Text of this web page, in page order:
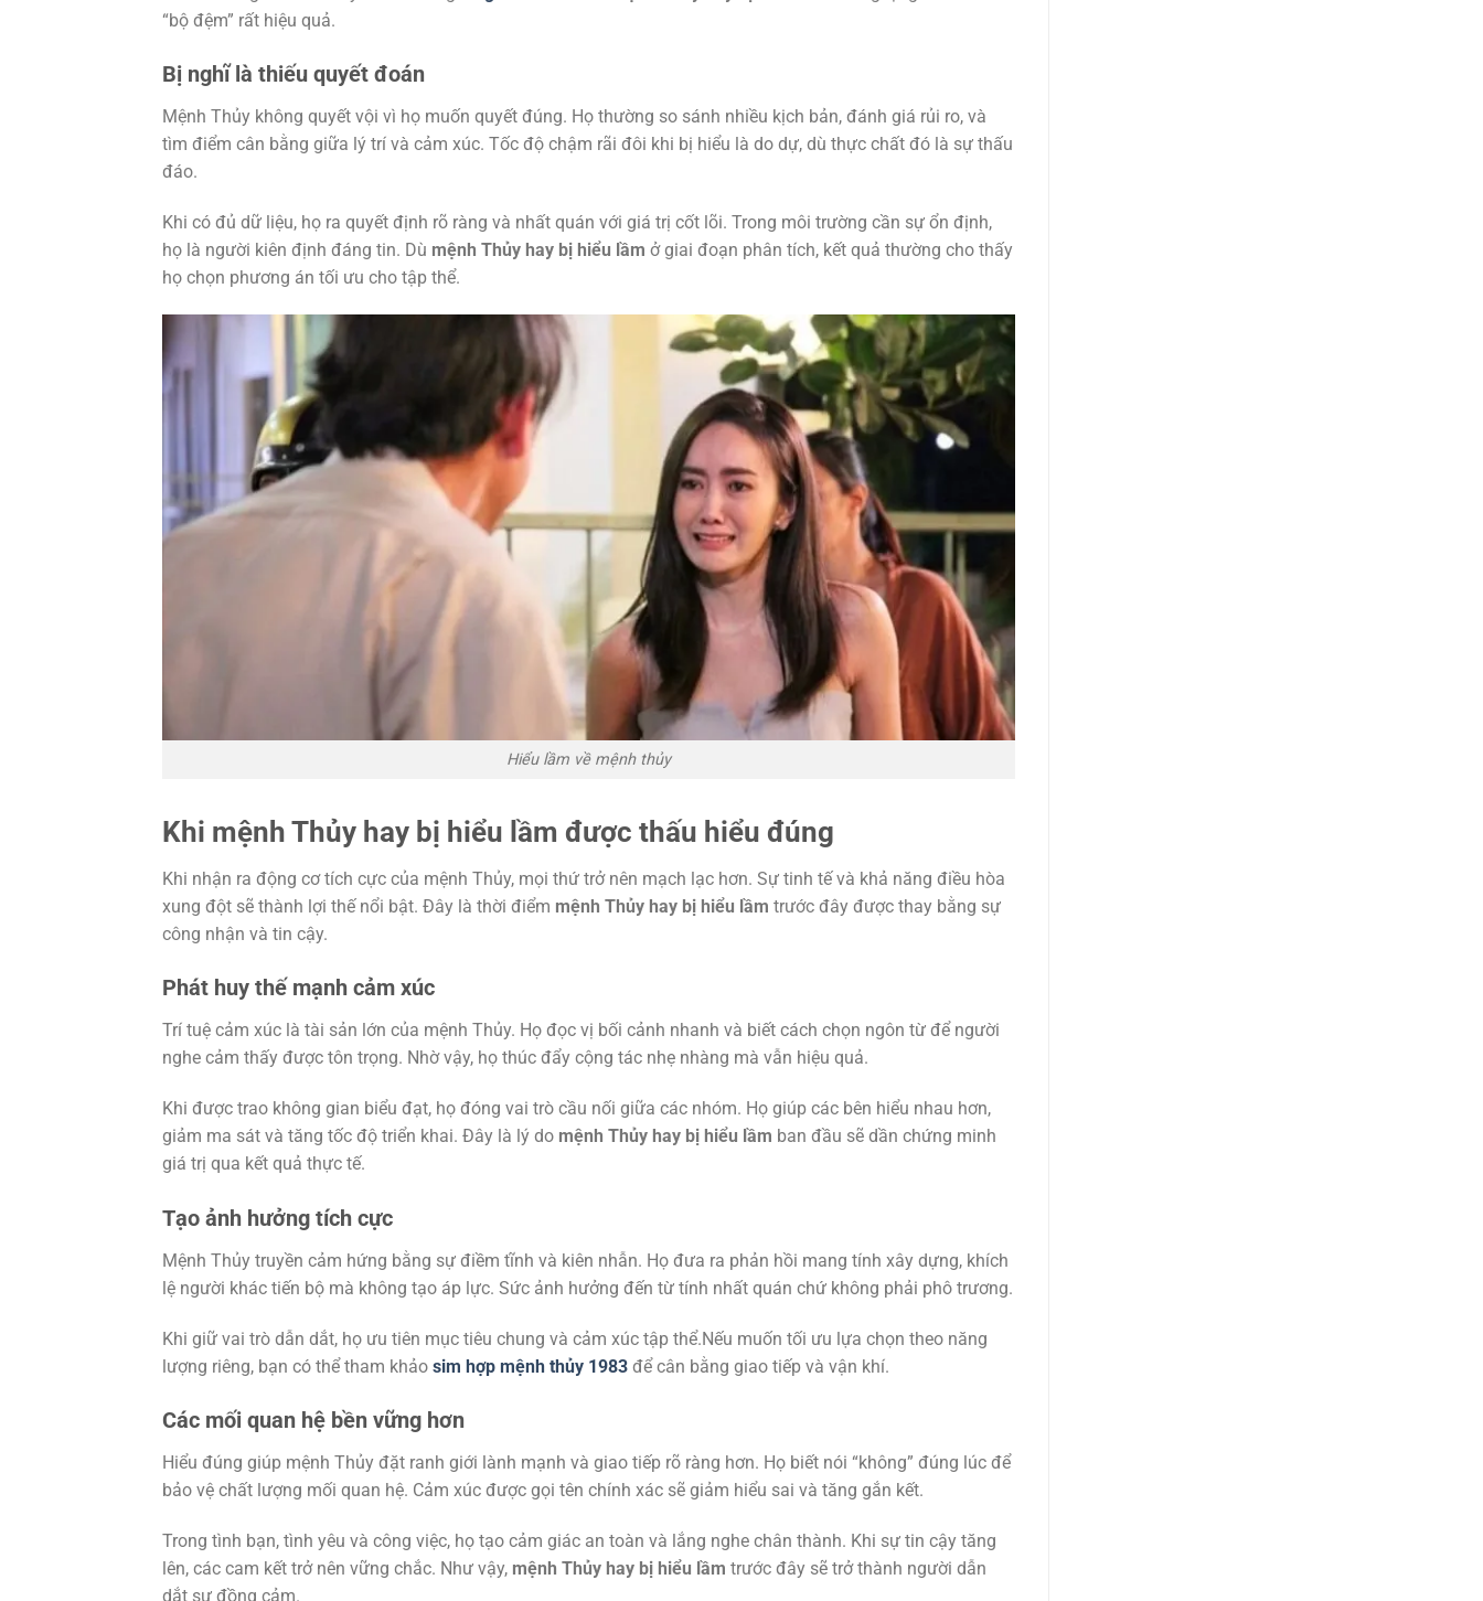
“bộ đệm” rất hiệu quả.
Bị nghĩ là thiếu quyết đoán
Mệnh Thủy không quyết vội vì họ muốn quyết đúng. Họ thường so sánh nhiều kịch bản, đánh giá rủi ro, và
tìm điểm cân bằng giữa lý trí và cảm xúc. Tốc độ chậm rãi đôi khi bị hiểu là do dự, dù thực chất đó là sự thấu
đáo.
Khi có đủ dữ liệu, họ ra quyết định rõ ràng và nhất quán với giá trị cốt lõi. Trong môi trường cần sự ổn định,
họ là người kiên định đáng tin. Dù mệnh Thủy hay bị hiểu lầm ở giai đoạn phân tích, kết quả thường cho thấy
họ chọn phương án tối ưu cho tập thể.
Hiểu lầm về mệnh thủy
Khi mệnh Thủy hay bị hiểu lầm được thấu hiểu đúng
Khi nhận ra động cơ tích cực của mệnh Thủy, mọi thứ trở nên mạch lạc hơn. Sự tinh tế và khả năng điều hòa
xung đột sẽ thành lợi thế nổi bật. Đây là thời điểm mệnh Thủy hay bị hiểu lầm trước đây được thay bằng sự
công nhận và tin cậy.
Phát huy thế mạnh cảm xúc
Trí tuệ cảm xúc là tài sản lớn của mệnh Thủy. Họ đọc vị bối cảnh nhanh và biết cách chọn ngôn từ để người
nghe cảm thấy được tôn trọng. Nhờ vậy, họ thúc đẩy cộng tác nhẹ nhàng mà vẫn hiệu quả.
Khi được trao không gian biểu đạt, họ đóng vai trò cầu nối giữa các nhóm. Họ giúp các bên hiểu nhau hơn,
giảm ma sát và tăng tốc độ triển khai. Đây là lý do mệnh Thủy hay bị hiểu lầm ban đầu sẽ dần chứng minh
giá trị qua kết quả thực tế.
Tạo ảnh hưởng tích cực
Mệnh Thủy truyền cảm hứng bằng sự điềm tĩnh và kiên nhẫn. Họ đưa ra phản hồi mang tính xây dựng, khích
lệ người khác tiến bộ mà không tạo áp lực. Sức ảnh hưởng đến từ tính nhất quán chứ không phải phô trương.
Khi giữ vai trò dẫn dắt, họ ưu tiên mục tiêu chung và cảm xúc tập thể.Nếu muốn tối ưu lựa chọn theo năng
lượng riêng, bạn có thể tham khảo sim hợp mệnh thủy 1983 để cân bằng giao tiếp và vận khí.
Các mối quan hệ bền vững hơn
Hiểu đúng giúp mệnh Thủy đặt ranh giới lành mạnh và giao tiếp rõ ràng hơn. Họ biết nói “không” đúng lúc để
bảo vệ chất lượng mối quan hệ. Cảm xúc được gọi tên chính xác sẽ giảm hiểu sai và tăng gắn kết.
Trong tình bạn, tình yêu và công việc, họ tạo cảm giác an toàn và lắng nghe chân thành. Khi sự tin cậy tăng
lên, các cam kết trở nên vững chắc. Như vậy, mệnh Thủy hay bị hiểu lầm trước đây sẽ trở thành người dẫn
dắt sự đồng cảm.